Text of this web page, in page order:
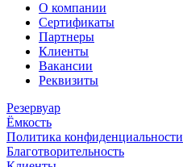
О компании
Сертификаты
Партнеры
Клиенты
Вакансии
Реквизиты
Резервуар
Ёмкость
Политика конфиденциальности
Благотворительность